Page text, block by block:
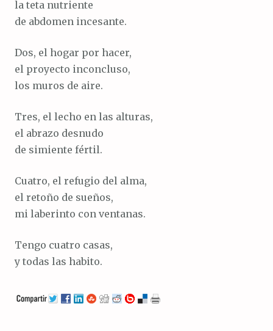
la teta nutriente
de abdomen incesante.
Dos, el hogar por hacer,
el proyecto inconcluso,
los muros de aire.
Tres, el lecho en las alturas,
el abrazo desnudo
de simiente fértil.
Cuatro, el refugio del alma,
el retoño de sueños,
mi laberinto con ventanas.
Tengo cuatro casas,
y todas las habito.